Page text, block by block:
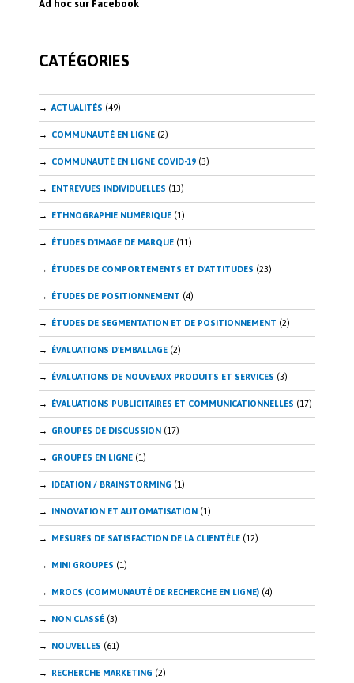
Ad hoc sur Facebook
CATÉGORIES
ACTUALITÉS (49)
COMMUNAUTÉ EN LIGNE (2)
COMMUNAUTÉ EN LIGNE COVID-19 (3)
ENTREVUES INDIVIDUELLES (13)
ETHNOGRAPHIE NUMÉRIQUE (1)
ÉTUDES D'IMAGE DE MARQUE (11)
ÉTUDES DE COMPORTEMENTS ET D'ATTITUDES (23)
ÉTUDES DE POSITIONNEMENT (4)
ÉTUDES DE SEGMENTATION ET DE POSITIONNEMENT (2)
ÉVALUATIONS D'EMBALLAGE (2)
ÉVALUATIONS DE NOUVEAUX PRODUITS ET SERVICES (3)
ÉVALUATIONS PUBLICITAIRES ET COMMUNICATIONNELLES (17)
GROUPES DE DISCUSSION (17)
GROUPES EN LIGNE (1)
IDÉATION / BRAINSTORMING (1)
INNOVATION ET AUTOMATISATION (1)
MESURES DE SATISFACTION DE LA CLIENTÈLE (12)
MINI GROUPES (1)
MROCS (COMMUNAUTÉ DE RECHERCHE EN LIGNE) (4)
NON CLASSÉ (3)
NOUVELLES (61)
RECHERCHE MARKETING (2)